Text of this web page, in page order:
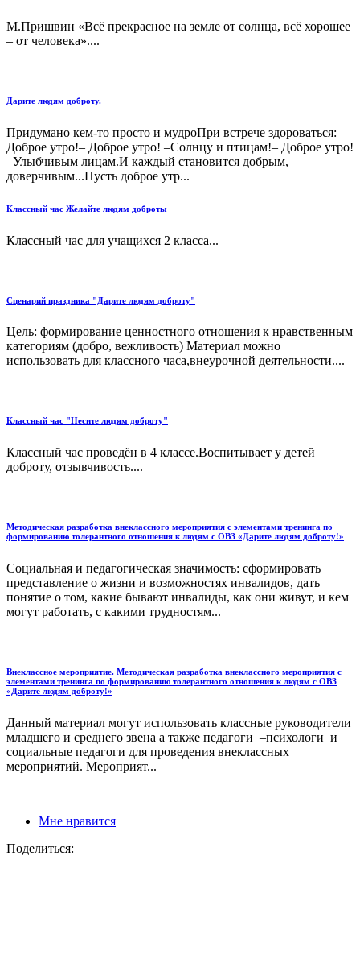
М.Пришвин «Всё прекрасное на земле от солнца, всё хорошее
– от человека»....
Дарите людям доброту.
Придумано кем-то просто и мудроПри встрече здороваться:–
Доброе утро!– Доброе утро! –Солнцу и птицам!– Доброе утро!
–Улыбчивым лицам.И каждый становится добрым,
доверчивым...Пусть доброе утр...
Классный час Желайте людям доброты
Классный час для учащихся 2 класса...
Сценарий праздника "Дарите людям доброту"
Цель: формирование ценностного отношения к нравственным
категориям (добро, вежливость) Материал можно
использовать для классного часа,внеурочной деятельности....
Классный час "Несите людям доброту"
Классный час проведён в 4 классе.Воспитывает у детей
доброту, отзывчивость....
Методическая разработка внеклассного мероприятия с элементами тренинга по
формированию толерантного отношения к людям с ОВЗ «Дарите людям доброту!»
Социальная и педагогическая значимость: сформировать
представление о жизни и возможностях инвалидов, дать
понятие о том, какие бывают инвалиды, как они живут, и кем
могут работать, с какими трудностям...
Внеклассное мероприятие. Методическая разработка внеклассного мероприятия с
элементами тренинга по формированию толерантного отношения к людям с ОВЗ
«Дарите людям доброту!»
Данный материал могут использовать классные руководители
младшего и среднего звена а также педагоги –психологи и
социальные педагоги для проведения внеклассных
мероприятий. Мероприят...
Мне нравится
Поделиться: